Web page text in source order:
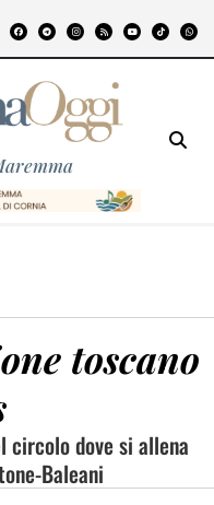
toscano
circolo dove si allena
Baleani